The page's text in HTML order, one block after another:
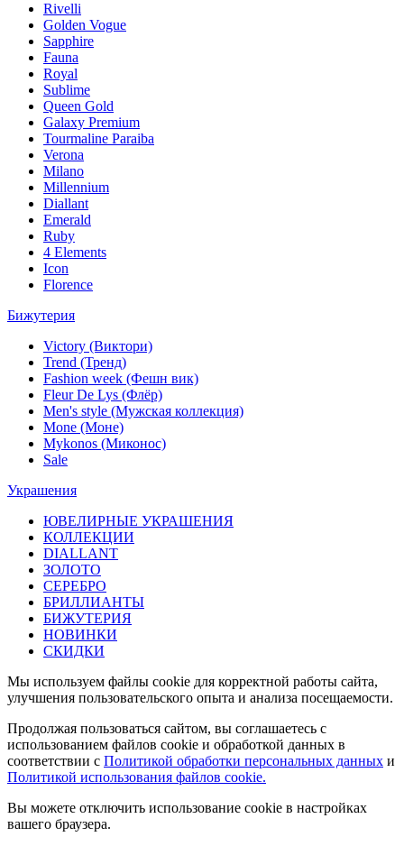
Rivelli
Golden Vogue
Sapphire
Fauna
Royal
Sublime
Queen Gold
Galaxy Premium
Tourmaline Paraiba
Verona
Milano
Millennium
Diallant
Emerald
Ruby
4 Elements
Icon
Florence
Бижутерия
Victory (Виктори)
Trend (Тренд)
Fashion week (Фешн вик)
Fleur De Lys (Флёр)
Men's style (Мужская коллекция)
Mone (Моне)
Mykonos (Миконос)
Sale
Украшения
ЮВЕЛИРНЫЕ УКРАШЕНИЯ
КОЛЛЕКЦИИ
DIALLANT
ЗОЛОТО
СЕРЕБРО
БРИЛЛИАНТЫ
БИЖУТЕРИЯ
НОВИНКИ
СКИДКИ
Мы используем файлы cookie для корректной работы сайта,
улучшения пользовательского опыта и анализа посещаемости.
Продолжая пользоваться сайтом, вы соглашаетесь с
использованием файлов cookie и обработкой данных в
соответствии с Политикой обработки персональных данных и
Политикой использования файлов cookie.
Вы можете отключить использование cookie в настройках
вашего браузера.